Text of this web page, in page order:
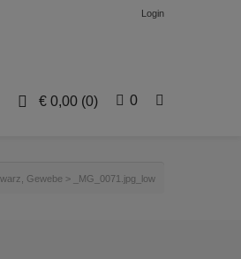
Login
€ 0,00 (0) 0
Gewebe > _MG_0071.jpg_low